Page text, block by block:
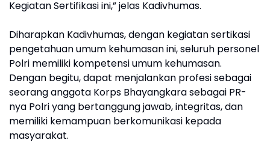
Kegiatan Sertifikasi ini,” jelas Kadivhumas.
Diharapkan Kadivhumas, dengan kegiatan sertikasi
pengetahuan umum kehumasan ini, seluruh personel
Polri memiliki kompetensi umum kehumasan.
Dengan begitu, dapat menjalankan profesi sebagai
seorang anggota Korps Bhayangkara sebagai PR-
nya Polri yang bertanggung jawab, integritas, dan
memiliki kemampuan berkomunikasi kepada
masyarakat.